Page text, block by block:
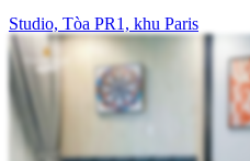
Studio, Tòa PR1, khu Paris